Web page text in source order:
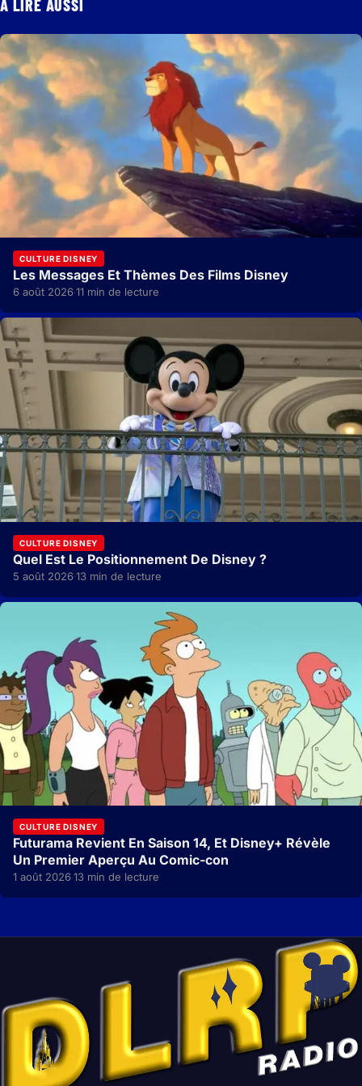
À LIRE AUSSI
CULTURE DISNEY
Les Messages Et Thèmes Des Films Disney
6 août 2026·11 min de lecture
CULTURE DISNEY
Quel Est Le Positionnement De Disney ?
5 août 2026·13 min de lecture
CULTURE DISNEY
Futurama Revient En Saison 14, Et Disney+ Révèle
Un Premier Aperçu Au Comic-con
1 août 2026·13 min de lecture